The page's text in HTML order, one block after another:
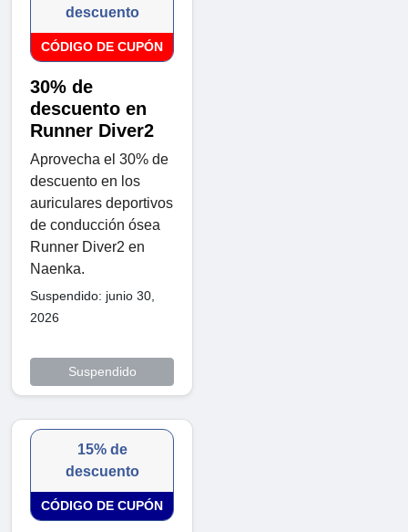
descuento
CÓDIGO DE CUPÓN
30% de
descuento en
Runner Diver2
Aprovecha el 30% de
descuento en los
auriculares deportivos
de conducción ósea
Runner Diver2 en
Naenka.
Suspendido: junio 30,
2026
Suspendido
15% de
descuento
CÓDIGO DE CUPÓN